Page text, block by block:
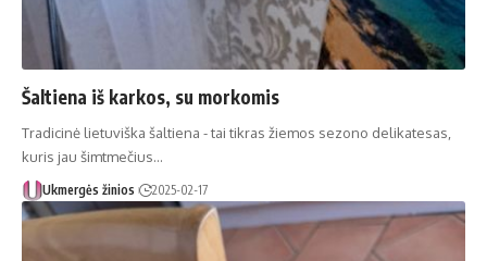
Šaltiena iš karkos, su morkomis
Tradicinė lietuviška šaltiena - tai tikras žiemos sezono delikatesas,
kuris jau šimtmečius…
Ukmergės žinios 2025-02-17